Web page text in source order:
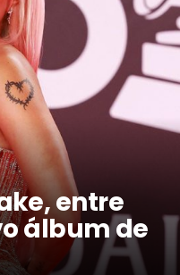
entre
álbum de